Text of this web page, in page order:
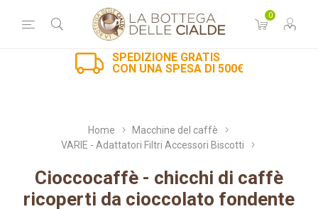
0
SPEDIZIONE GRATIS
CON UNA SPESA DI 500€
Home
Macchine del caffè
VARIE - Adattatori Filtri Accessori Biscotti
Cioccocaffè - chicchi di caffè
ricoperti da cioccolato fondente